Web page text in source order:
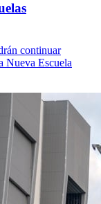
continuar
Nueva Escuela